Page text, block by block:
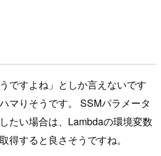
ですよね」としか言えないです
マりそうです。 SSMパラメータ
たい場合は、Lambdaの環境変数
得すると良さそうですね。